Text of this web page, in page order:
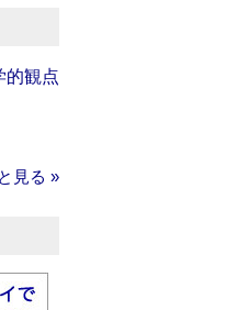
的観点
見る »